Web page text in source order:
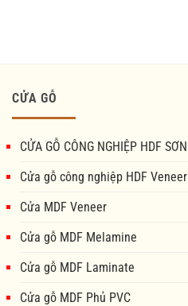
CỬA GỖ
CỬA GỖ CÔNG NGHIỆP HDF SƠN
Cửa gỗ công nghiệp HDF Veneer
Cửa MDF Veneer
Cửa gỗ MDF Melamine
Cửa gỗ MDF Laminate
Cửa gỗ MDF Phủ PVC